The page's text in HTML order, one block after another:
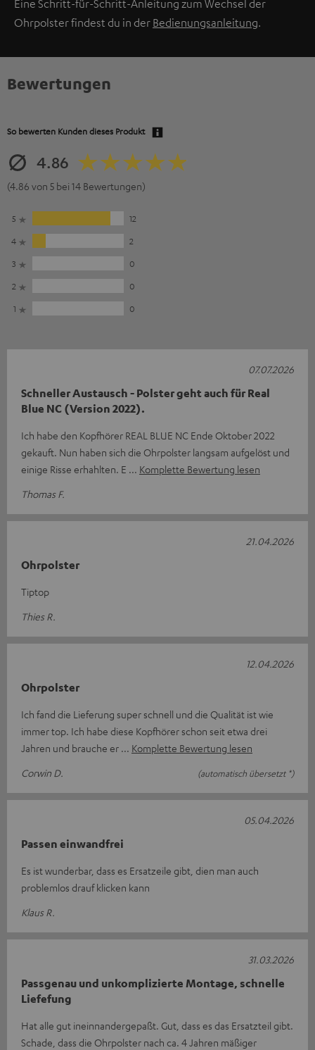
Eine Schritt-für-Schritt-Anleitung zum Wechsel der
Ohrpolster findest du in der Bedienungsanleitung.
Bewertungen
So bewerten Kunden dieses Produkt
4.86
(4.86 von 5 bei 14 Bewertungen)
5
12
4
2
3
0
2
0
1
0
Schneller Austausch - Polster geht auch für Real
Blue NC (Version 2022).
Ich habe den Kopfhörer REAL BLUE NC Ende Oktober 2022
gekauft. Nun haben sich die Ohrpolster langsam aufgelöst und
einige Risse erhahlten. E
Komplette Bewertung lesen
Thomas F.
07.07.2026
Ohrpolster
Tiptop
Thies R.
21.04.2026
Ohrpolster
Ich fand die Lieferung super schnell und die Qualität ist wie
immer top. Ich habe diese Kopfhörer schon seit etwa drei
Jahren und brauche er
Komplette Bewertung lesen
Corwin D.
(automatisch übersetzt *)
12.04.2026
Passen einwandfrei
Es ist wunderbar, dass es Ersatzeile gibt, dien man auch
problemlos drauf klicken kann
Klaus R.
05.04.2026
Passgenau und unkomplizierte Montage, schnelle
Liefefung
Hat alle gut ineinnandergepaßt. Gut, dass es das Ersatzteil gibt.
Schade, dass die Ohrpolster nach ca. 4 Jahren mäßiger
31.03.2026